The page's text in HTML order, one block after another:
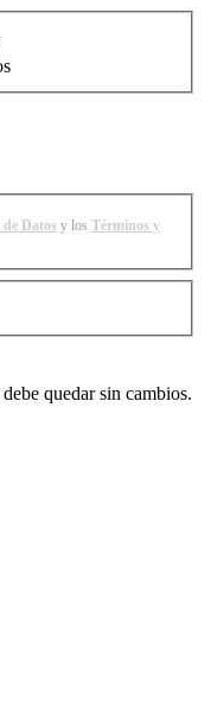
de Datos y los Términos y
quedar sin cambios.